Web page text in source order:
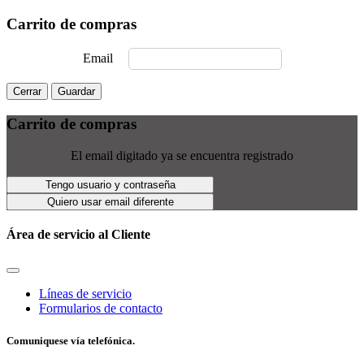
Carrito de compras
Email
Cerrar Guardar
Carrito de compras
El email digitado ya se encuentra registrado
Tengo usuario y contraseña
Quiero usar email diferente
Área de servicio al Cliente
Líneas de servicio
Formularios de contacto
Comuniquese vía telefónica.